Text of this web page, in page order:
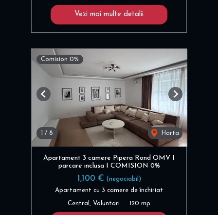
Vezi mai multe detalii
Comision 0%
1 / 8 Harta
Previous Next
Apartament 3 camere Pipera Rond OMV I
parcare inclusa I COMISION 0%
1,100 € (negociabil)
Apartament cu 3 camere de închiriat
Central, Voluntari 120 mp